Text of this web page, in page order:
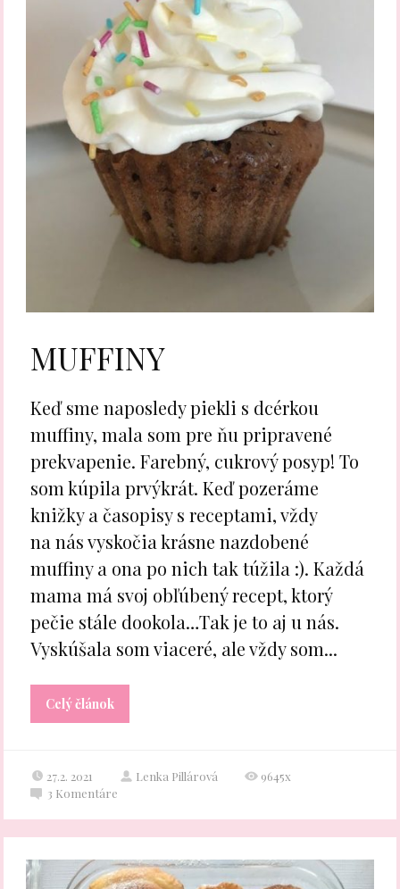
MUFFINY
Keď sme naposledy piekli s dcérkou
muffiny, mala som pre ňu pripravené
prekvapenie. Farebný, cukrový posyp! To
som kúpila prvýkrát. Keď pozeráme
knižky a časopisy s receptami, vždy
na nás vyskočia krásne nazdobené
muffiny a ona po nich tak túžila :). Každá
mama má svoj obľúbený recept, ktorý
pečie stále dookola…Tak je to aj u nás.
Vyskúšala som viaceré, ale vždy som...
Celý článok
27.2. 2021 Lenka Pillárová
9645x
3 Komentáre